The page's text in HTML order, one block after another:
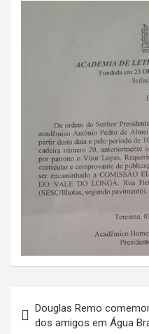
de
Douglas Remo
dos amigos em Água